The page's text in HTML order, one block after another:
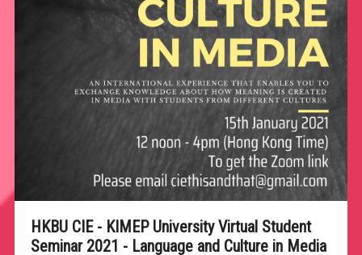
HKBU CIE - KIMEP University Virtual Student
Seminar 2021 - Language and Culture in Media